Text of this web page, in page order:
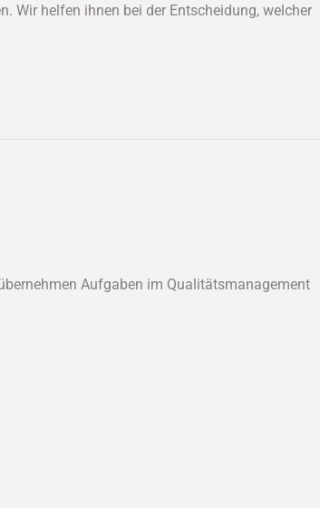
Wir helfen ihnen bei der Entscheidung, welcher
Aufgaben im Qualitätsmanagement